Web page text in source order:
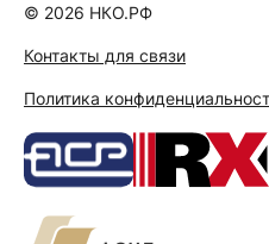
© 2026 НКО.РФ
Контакты для связи
Политика